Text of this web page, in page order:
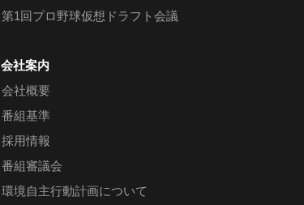
第1回プロ野球仮想ドラフト会議
会社案内
会社概要
番組基準
採用情報
番組審議会
環境自主行動計画について